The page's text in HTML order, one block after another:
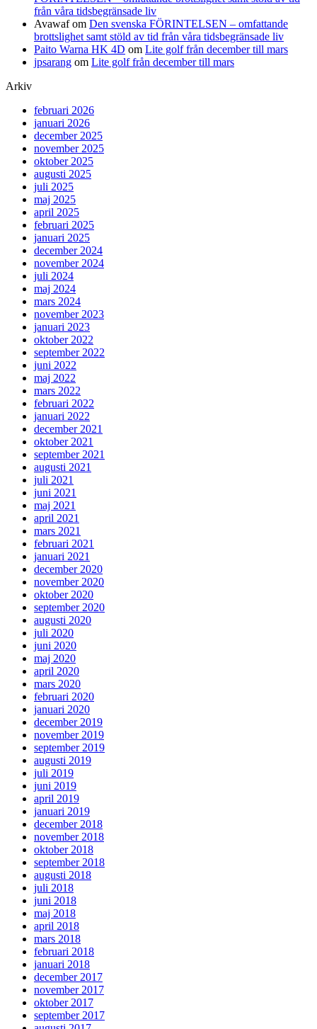
från våra tidsbegränsade liv
Avawafom Den svenska FÖRINTELSEN – omfattande
brottslighet samt stöld av tid från våra tidsbegränsade liv
Paito Warna HK 4D om Lite golf från december till mars
jpsarang om Lite golf från december till mars
Arkiv
februari 2026
januari 2026
december 2025
november 2025
oktober 2025
augusti 2025
juli 2025
maj 2025
april 2025
februari 2025
januari 2025
december 2024
november 2024
juli 2024
maj 2024
mars 2024
november 2023
januari 2023
oktober 2022
september 2022
juni 2022
maj 2022
mars 2022
februari 2022
januari 2022
december 2021
oktober 2021
september 2021
augusti 2021
juli 2021
juni 2021
maj 2021
april 2021
mars 2021
februari 2021
januari 2021
december 2020
november 2020
oktober 2020
september 2020
augusti 2020
juli 2020
juni 2020
maj 2020
april 2020
mars 2020
februari 2020
januari 2020
december 2019
november 2019
september 2019
augusti 2019
juli 2019
juni 2019
april 2019
januari 2019
december 2018
november 2018
oktober 2018
september 2018
augusti 2018
juli 2018
juni 2018
maj 2018
april 2018
mars 2018
februari 2018
januari 2018
december 2017
november 2017
oktober 2017
september 2017